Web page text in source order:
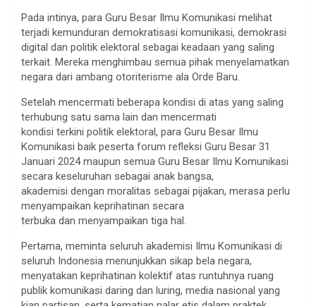
Pada intinya, para Guru Besar Ilmu Komunikasi melihat
terjadi kemunduran demokratisasi komunikasi, demokrasi
digital dan politik elektoral sebagai keadaan yang saling
terkait. Mereka menghimbau semua pihak menyelamatkan
negara dari ambang otoriterisme ala Orde Baru.
Setelah mencermati beberapa kondisi di atas yang saling
terhubung satu sama lain dan mencermati
kondisi terkini politik elektoral, para Guru Besar Ilmu
Komunikasi baik peserta forum refleksi Guru Besar 31
Januari 2024 maupun semua Guru Besar Ilmu Komunikasi
secara keseluruhan sebagai anak bangsa,
akademisi dengan moralitas sebagai pijakan, merasa perlu
menyampaikan keprihatinan secara
terbuka dan menyampaikan tiga hal.
Pertama, meminta seluruh akademisi Ilmu Komunikasi di
seluruh Indonesia menunjukkan sikap bela negara,
menyatakan keprihatinan kolektif atas runtuhnya ruang
publik komunikasi daring dan luring, media nasional yang